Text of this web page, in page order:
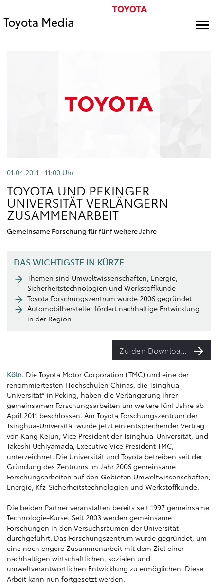
Toyota Media
01.04.2011 · 11:00 Uhr
TOYOTA UND PEKINGER
UNIVERSITÄT VERLÄNGERN
ZUSAMMENARBEIT
Gemeinsame Forschung für fünf weitere Jahre
DAS WICHTIGSTE IN KÜRZE
Themen sind Umweltwissenschaften, Energie,
Sicherheitstechnologien und Werkstoffkunde
Toyota Forschungszentrum wurde 2006 gegründet
Automobilhersteller fördert nachhaltige Entwicklung
in der Region
Zu den Downloads
Köln. Die Toyota Motor Corporation (TMC) und eine der
renommiertesten Hochschulen Chinas, die Tsinghua-
Universität* in Peking, haben die Verlängerung ihrer
gemeinsamen Forschungsarbeiten um weitere fünf Jahre ab
April 2011 beschlossen. Am Toyota Forschungszentrum der
Tsinghua-Universität wurde jetzt ein entsprechender Vertrag
von Kang Kejun, Vice President der Tsinghua-Universität, und
Takeshi Uchiyamada, Executive Vice President TMC,
unterzeichnet. Die Universität und Toyota betreiben seit der
Gründung des Zentrums im Jahr 2006 gemeinsame
Forschungsarbeiten auf den Gebieten Umweltwissenschaften,
Energie, Kfz-Sicherheitstechnologien und Werkstoffkunde.
Die beiden Partner veranstalten bereits seit 1997 gemeinsame
Technologie-Kurse. Seit 2003 werden gemeinsame
Forschungen in den Versuchsräumen der Universität
durchgeführt. Das Forschungszentrum wurde gegründet, um
eine noch engere Zusammenarbeit mit dem Ziel einer
nachhaltigen wirtschaftlichen, sozialen und
umweltverantwortlichen Entwicklung zu ermöglichen. Diese
Arbeit kann nun fortgesetzt werden.